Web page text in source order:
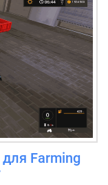
Farming